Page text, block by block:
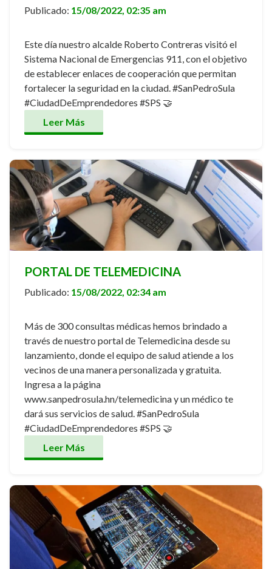
Publicado: 15/08/2022, 02:35 am
Este día nuestro alcalde Roberto Contreras visitó el
Sistema Nacional de Emergencias 911, con el objetivo
de establecer enlaces de cooperación que permitan
fortalecer la seguridad en la ciudad. #SanPedroSula
#CiudadDeEmprendedores #SPS 🤝
Leer Más
PORTAL DE TELEMEDICINA
Publicado: 15/08/2022, 02:34 am
Más de 300 consultas médicas hemos brindado a
través de nuestro portal de Telemedicina desde su
lanzamiento, donde el equipo de salud atiende a los
vecinos de una manera personalizada y gratuita.
Ingresa a la página
www.sanpedrosula.hn/telemedicina y un médico te
dará sus servicios de salud. #SanPedroSula
#CiudadDeEmprendedores #SPS 🤝
Leer Más